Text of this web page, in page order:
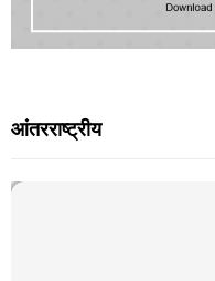
आंतरराष्ट्रीय